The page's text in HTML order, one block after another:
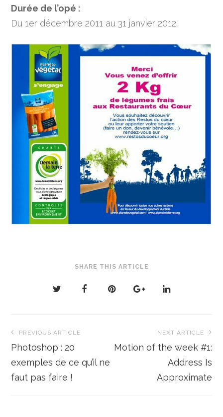
Durée de l’opé :
Du 1er décembre 2011 au 31 janvier 2012.
SHARE THIS ARTICLE
de
l’article
PREVIOUS ARTICLE
Photoshop : 20
exemples de ce qu’il ne
faut pas faire !
NEXT ARTICLE
Motion of the week #1:
Address Is
Approximate